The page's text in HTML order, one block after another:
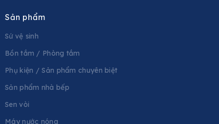
Sản phẩm
Sứ vệ sinh
Bồn tắm / Phòng tắm
Phụ kiện / Sản phẩm chuyên biệt
Sản phẩm nhà bếp
Sen vòi
Máy nước nóng